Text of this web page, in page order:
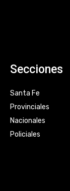
Secciones
Santa Fe
Provinciales
Nacionales
Policiales